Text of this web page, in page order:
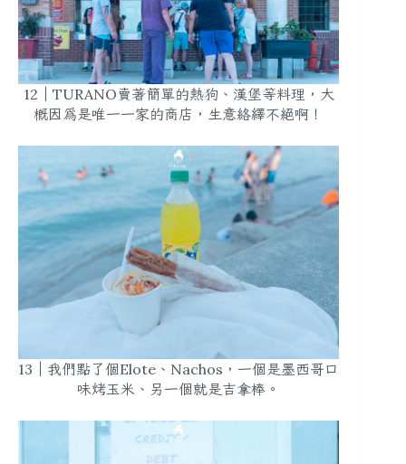
12｜TURANO賣著簡單的熱狗、漢堡等料理，大
概因為是唯一一家的商店，生意絡繹不絕啊！
13｜我們點了個Elote、Nachos，一個是墨西哥口
味烤玉米、另一個就是吉拿棒。